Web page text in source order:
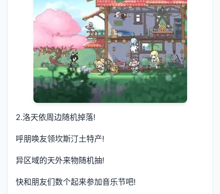
2.洛天依周边随机掉落!
呼朋唤友领坎斯汀土特产!
异区域的天外来物随机抽!
快和朋友们数个起来参加音乐节吧!